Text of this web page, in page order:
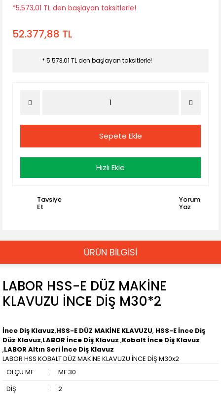
*5.573,01 TL den başlayan taksitlerle!
52.377,88 TL
* 5.573,01 TL den başlayan taksitlerle!
Sepete Ekle
Hızlı Ekle
Tavsiye
Et
Yorum
Yaz
ÜRÜN BİLGİSİ
LABOR HSS-E DÜZ MAKİNE
KLAVUZU İNCE DİŞ M30*2
İnce Diş Klavuz,HSS-E DÜZ MAKİNE KLAVUZU, HSS-E İnce Diş
Düz Klavuz,LABOR İnce Diş Klavuz ,Kobalt İnce Diş Klavuz
,LABOR Altın Seri İnce Diş Klavuz
LABOR HSS KOBALT DÜZ MAKİNE KLAVUZU İNCE DİŞ M30x2
ÖLÇÜ MF
:
MF 30
DİŞ
:
2